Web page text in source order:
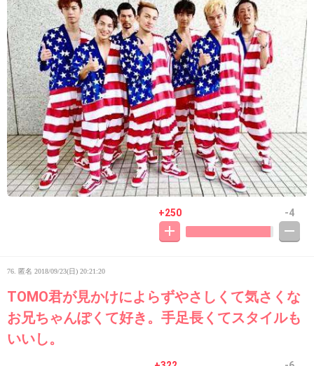
+250 -4
76. 匿名 2018/09/23(日) 20:21:20
TOMO君が見かけによらずやさしくて気さくな
お兄ちゃんぽくて好き。手足長くてスタイルも
いいし。